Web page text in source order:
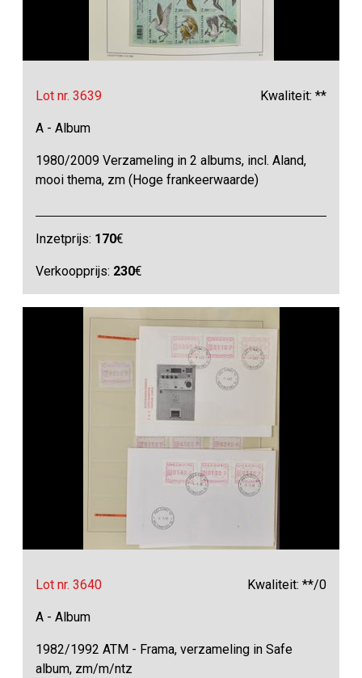
Lot nr. 3639 Kwaliteit: **
A - Album
1980/2009 Verzameling in 2 albums, incl. Aland,
mooi thema, zm (Hoge frankeerwaarde)
Inzetprijs: 170€
Verkoopprijs: 230€
Lot nr. 3640 Kwaliteit: **/0
A - Album
1982/1992 ATM - Frama, verzameling in Safe
album, zm/m/ntz